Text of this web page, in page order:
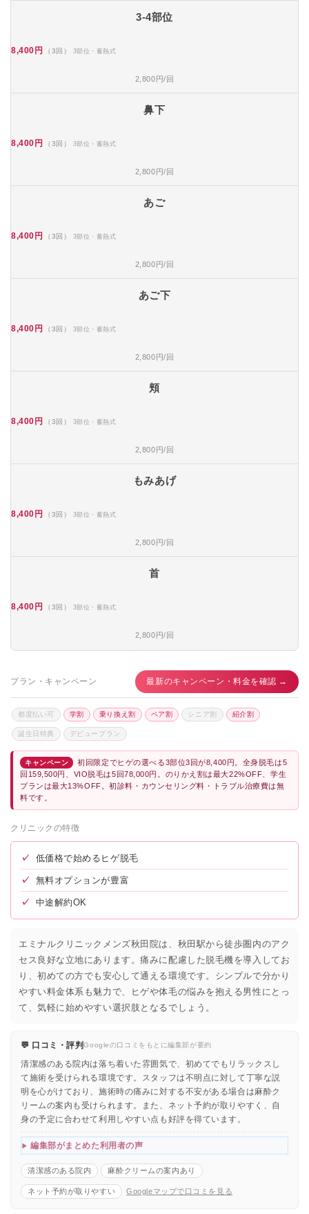
3-4部位
8,400円 （3回） 3部位・蓄熱式
2,800円/回
鼻下
8,400円 （3回） 3部位・蓄熱式
2,800円/回
あご
8,400円 （3回） 3部位・蓄熱式
2,800円/回
あご下
8,400円 （3回） 3部位・蓄熱式
2,800円/回
頬
8,400円 （3回） 3部位・蓄熱式
2,800円/回
もみあげ
8,400円 （3回） 3部位・蓄熱式
2,800円/回
首
8,400円 （3回） 3部位・蓄熱式
2,800円/回
プラン・キャンペーン 最新のキャンペーン・料金を確認 →
都度払い可 学割 乗り換え割 ペア割 シニア割 紹介割
誕生日特典 デビュープラン
キャンペーン
初回限定でヒゲの選べる3部位3回が8,400円。全身脱毛は5
回159,500円、VIO脱毛は5回78,000円。のりかえ割は最大22%OFF、学生
プランは最大13%OFF。初診料・カウンセリング料・トラブル治療費は無
料です。
クリニックの特徴
✓ 低価格で始めるヒゲ脱毛
✓ 無料オプションが豊富
✓ 中途解約OK
エミナルクリニックメンズ秋田院は、秋田駅から徒歩圏内のアク
セス良好な立地にあります。痛みに配慮した脱毛機を導入してお
り、初めての方でも安心して通える環境です。シンプルで分かり
やすい料金体系も魅力で、ヒゲや体毛の悩みを抱える男性にとっ
て、気軽に始めやすい選択肢となるでしょう。
💬 口コミ・評判Googleの口コミをもとに編集部が要約
清潔感のある院内は落ち着いた雰囲気で、初めてでもリラックスし
て施術を受けられる環境です。スタッフは不明点に対して丁寧な説
明を心がけており、施術時の痛みに対する不安がある場合は麻酔ク
リームの案内も受けられます。また、ネット予約が取りやすく、自
身の予定に合わせて利用しやすい点も好評を得ています。
編集部がまとめた利用者の声
清潔感のある院内 麻酔クリームの案内あり
ネット予約が取りやすい Googleマップで口コミを見る